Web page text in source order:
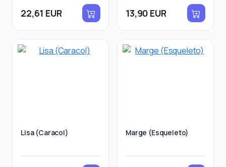
22,61 EUR 13,90 EUR
Lisa (Caracol) Marge (Esqueleto)